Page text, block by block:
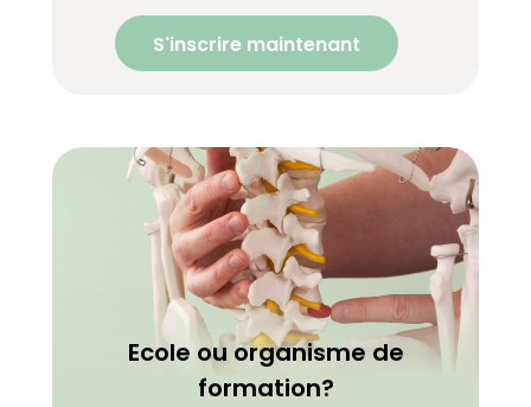
S'inscrire maintenant
Ecole ou organisme de
formation?